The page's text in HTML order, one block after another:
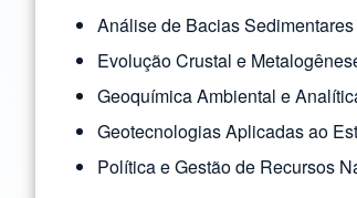
Análise de Bacias Sedimentares
Evolução Crustal e
Geoquímica Ambiental e
Geotecnologias Aplicadas ao
Política e Gestão de Recursos